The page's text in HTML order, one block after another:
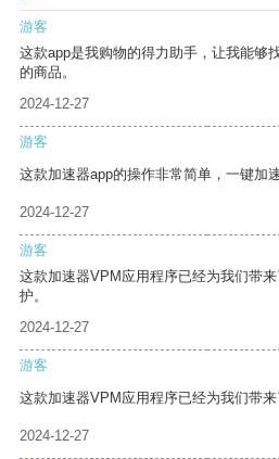
游客
这款app是我购物的得力助手，让我能够
的商品。
2024-12-27
游客
这款加速器app的操作非常简单，一键加
2024-12-27
游客
这款加速器VPM应用程序已经为我们带
护。
2024-12-27
游客
这款加速器VPM应用程序已经为我们带来
2024-12-27